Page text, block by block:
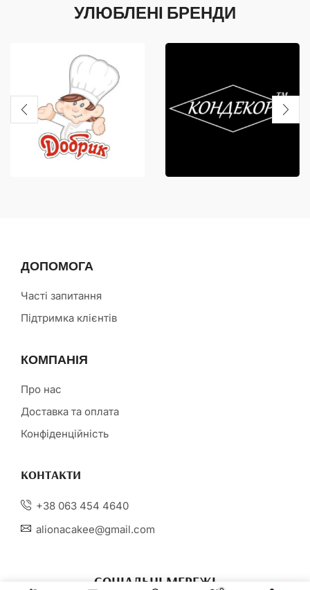
УЛЮБЛЕНІ БРЕНДИ
ДОПОМОГА
Часті запитання
Підтримка клієнтів
КОМПАНІЯ
Про нас
Доставка та оплата
Конфіденційність
КОНТАКТИ
+38 063 454 4640
alionacakee@gmail.com
СОЦІАЛЬНІ МЕРЕЖІ